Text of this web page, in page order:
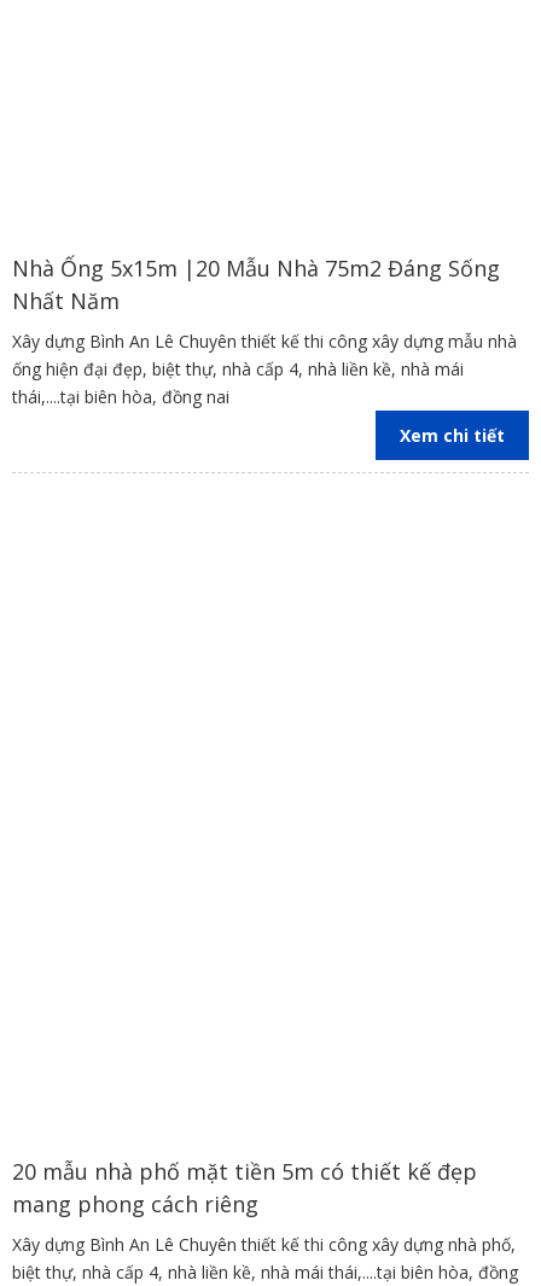
Nhà Ống 5x15m |20 Mẫu Nhà 75m2 Đáng Sống
Nhất Năm
Xây dựng Bình An Lê Chuyên thiết kế thi công xây dựng mẫu nhà
ống hiện đại đẹp, biệt thự, nhà cấp 4, nhà liền kề, nhà mái
thái,....tại biên hòa, đồng nai
Xem chi tiết
20 mẫu nhà phố mặt tiền 5m có thiết kế đẹp
mang phong cách riêng
Xây dựng Bình An Lê Chuyên thiết kế thi công xây dựng nhà phố,
biệt thự, nhà cấp 4, nhà liền kề, nhà mái thái,....tại biên hòa, đồng